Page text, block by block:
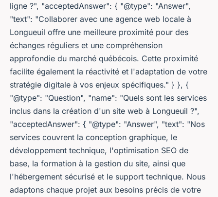
ligne ?", "acceptedAnswer": { "@type": "Answer",
"text": "Collaborer avec une agence web locale à
Longueuil offre une meilleure proximité pour des
échanges réguliers et une compréhension
approfondie du marché québécois. Cette proximité
facilite également la réactivité et l'adaptation de votre
stratégie digitale à vos enjeux spécifiques." } }, {
"@type": "Question", "name": "Quels sont les services
inclus dans la création d'un site web à Longueuil ?",
"acceptedAnswer": { "@type": "Answer", "text": "Nos
services couvrent la conception graphique, le
développement technique, l'optimisation SEO de
base, la formation à la gestion du site, ainsi que
l'hébergement sécurisé et le support technique. Nous
adaptons chaque projet aux besoins précis de votre